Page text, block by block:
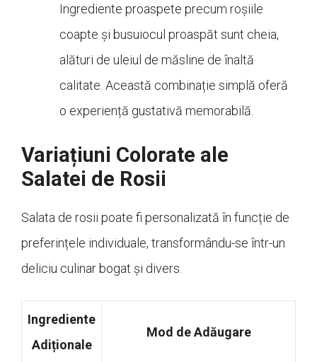
Ingrediente proaspete precum roșiile
coapte și busuiocul proaspăt sunt cheia,
alături de uleiul de măsline de înaltă
calitate. Această combinație simplă oferă
o experiență gustativă memorabilă.
Variațiuni Colorate ale
Salatei de Rosii
Salata de rosii poate fi personalizată în funcție de
preferințele individuale, transformându-se într-un
deliciu culinar bogat și divers.
Ingrediente
Adiționale
Mod de Adăugare